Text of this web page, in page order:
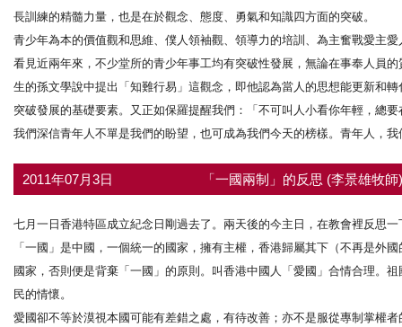
長訓練的精髓力量，也是在於觀念、態度、勇氣和知識四方面的突破。
青少年為本的價值觀和思維、僕人領袖觀、領導力的培訓、為主奮戰愛主
看見近兩年來，不少堂所的青少年事工均有突破性發展，無論在事奉人員
生的孫文學說中提出「知難行易」這觀念，即他認為當人的思想能更新和
突破發展的基礎要素。又正如保羅提醒我們：「不可叫人小看你年輕，總
我們深信青年人不單是我們的盼望，也可成為我們今天的榜樣。青年人，
2011年07月3日 「一國兩制」的反思 (李景雄牧
七月一日香港特區成立紀念日剛過去了。兩天後的今主日，在教會裡反思
「一國」是中國，一個統一的國家，擁有主權，香港歸屬其下（不再是外
國家，否則便是背棄「一國」的原則。叫香港中國人「愛國」合情合理。
民的情懷。
愛國卻不等於漠視本國可能有差錯之處，有待改善；亦不是服從專制掌權